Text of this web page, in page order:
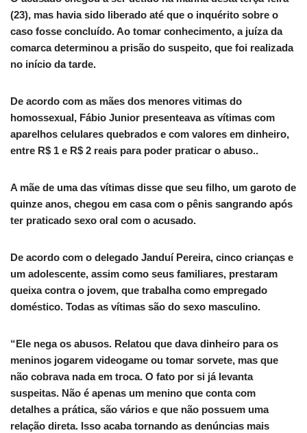
(23), mas havia sido liberado até que o inquérito sobre o
caso fosse concluído. Ao tomar conhecimento, a juíza da
comarca determinou a prisão do suspeito, que foi realizada
no início da tarde.
De acordo com as mães dos menores vitimas do
homossexual, Fábio Junior presenteava as vítimas com
aparelhos celulares quebrados e com valores em dinheiro,
entre R$ 1 e R$ 2 reais para poder praticar o abuso..
A mãe de uma das vítimas disse que seu filho, um garoto de
quinze anos, chegou em casa com o pênis sangrando após
ter praticado sexo oral com o acusado.
De acordo com o delegado Janduí Pereira, cinco crianças e
um adolescente, assim como seus familiares, prestaram
queixa contra o jovem, que trabalha como empregado
doméstico. Todas as vítimas são do sexo masculino.
“Ele nega os abusos. Relatou que dava dinheiro para os
meninos jogarem videogame ou tomar sorvete, mas que
não cobrava nada em troca. O fato por si já levanta
suspeitas. Não é apenas um menino que conta com
detalhes a prática, são vários e que não possuem uma
relação direta. Isso acaba tornando as denúncias mais